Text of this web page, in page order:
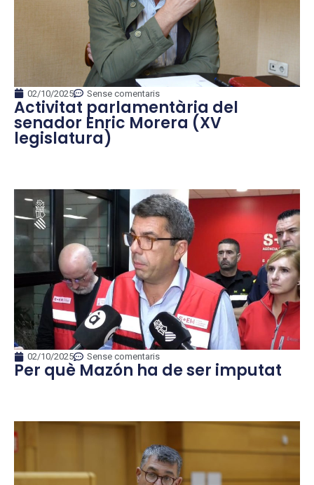
02/10/2025 Sense comentaris
Activitat parlamentària del
senador Enric Morera (XV
legislatura)
02/10/2025 Sense comentaris
Per què Mazón ha de ser imputat